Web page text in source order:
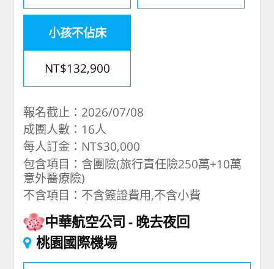
小孩不佔床
NT$132,900
報名截止：2026/07/08
成團人數：16人
每人訂金：NT$30,000
包含項目：含團險(旅行責任險250萬+10萬
意外醫療險)
不含項目：不含簽證費用,不含小費
中華航空公司
晚去夜回
桃園國際機場